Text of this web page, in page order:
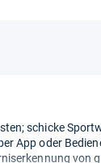
schicke
App oder
von